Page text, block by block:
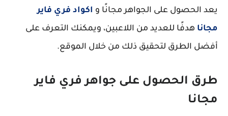
يعد الحصول على الجواهر مجانًا و اكواد فري فاير
مجانا هدفًا للعديد من اللاعبين، ويمكنك التعرف على
أفضل الطرق لتحقيق ذلك من خلال الموقع.
طرق الحصول على جواهر فري فاير
مجانا